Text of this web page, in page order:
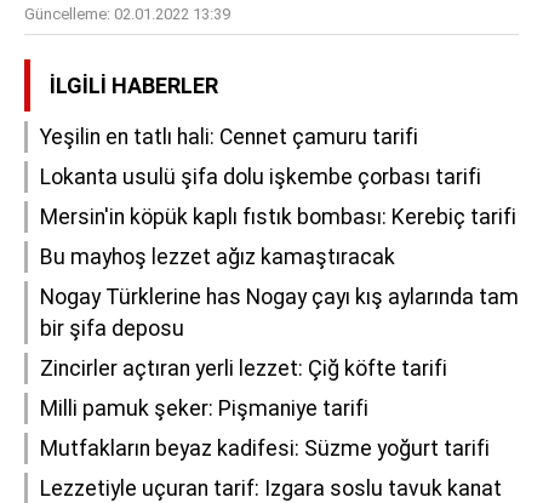
Güncelleme: 02.01.2022 13:39
İLGILI HABERLER
Yeşilin en tatlı hali: Cennet çamuru tarifi
Lokanta usulü şifa dolu işkembe çorbası tarifi
Mersin'in köpük kaplı fıstık bombası: Kerebiç tarifi
Bu mayhoş lezzet ağız kamaştıracak
Nogay Türklerine has Nogay çayı kış aylarında tam
bir şifa deposu
Zincirler açtıran yerli lezzet: Çiğ köfte tarifi
Milli pamuk şeker: Pişmaniye tarifi
Mutfakların beyaz kadifesi: Süzme yoğurt tarifi
Lezzetiyle uçuran tarif: Izgara soslu tavuk kanat